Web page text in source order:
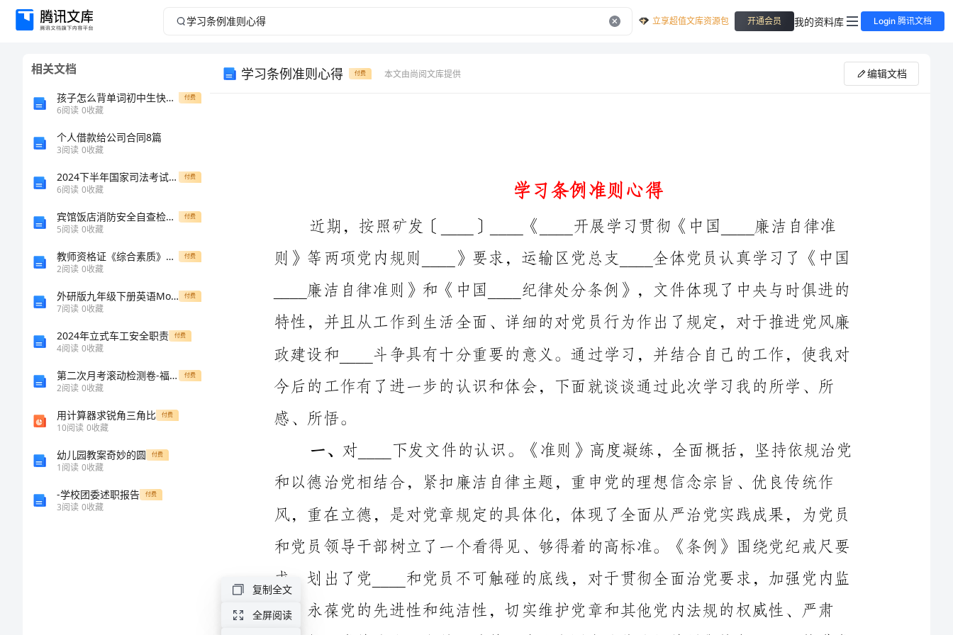
学
期，
立享超值文库资源包 开通会员 我的资料库 Login 腾讯文档
相关文档
孩子怎么背单词初中生快速背单词的方法 付费
6阅读 0收藏
个人借款给公司合同8篇
3阅读 0收藏
2024下半年国家司法考试（试卷一）强化训练试卷C卷 含答案 付费
6阅读 0收藏
宾馆饭店消防安全自查检查要点 付费
5阅读 0收藏
教师资格证《综合素质》考试备考指导 付费
2阅读 0收藏
外研版九年级下册英语Module6Unit2部分课文翻译 付费
7阅读 0收藏
2024年立式车工安全职责 付费
4阅读 0收藏
第二次月考滚动检测卷-福建厦门市翔安第一中学物理八年级下册从粒子到宇宙专题训练练习题（含答案详解） 付费
2阅读 0收藏
用计算器求锐角三角比 付费
10阅读 0收藏
幼儿园教案奇妙的圆 付费
1阅读 0收藏
-学校团委述职报告 付费
3阅读 0收藏
学习条例准则心得 付费 本文由尚阅文库提供 编辑文档
二、通过对文件
1、 首先要以身作则，廉洁自律，做到对党忠诚。要真正敬畏权力，做到个人
近期，按照矿发〔____〕____《____开展学习贯彻《中国____廉洁自律准
____廉洁自律准则》和《中国____纪律处分条例》，文件体现了中央与时俱进的
特性，并且从工作到生活全面、详细的对党员行为作出了规定，对于推进党风廉
政建设和____斗争具有十分重要的意义。通过学习，并结合自己的工作，使我对
今后的工作有了进一步的认识和体会，下面就谈谈通过此次学习我的所学、所
一、 对____下发文件的认识。《准则》高度凝练，全面概括，坚持依规治党
和以德治党相结合，紧扣廉洁自律主题，重申党的理想信念宗旨、优良传统作
和党员领导干部树立了一个看得见、够得着的高标准。《条例》围绕党纪戒尺要
督，永葆党的先进性和纯洁性，切实维护党章和其他党内法规的权威性、严肃
性，保证党的路线、方针、政策、决议和国家法律法规的贯彻执行，深入推进党
风廉政建设和____斗争，具有十分重要的意义。
复制全文
全屏阅读